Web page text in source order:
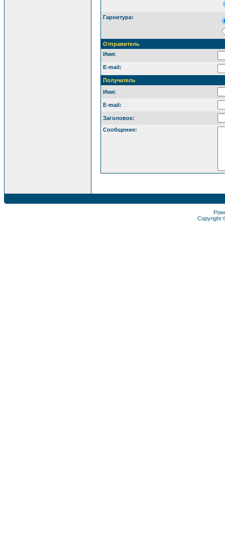
Гарнитура:
Отправитель
Имя:
E-mail:
Получатель
Имя:
E-mail:
Заголовок:
Сообщение:
Copyright